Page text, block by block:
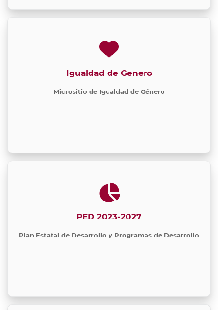
Igualdad de Genero
Micrositio de Igualdad de Género
PED 2023-2027
Plan Estatal de Desarrollo y Programas de Desarrollo